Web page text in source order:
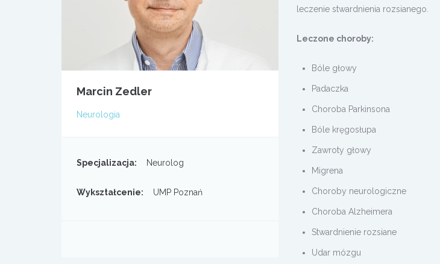
Marcin Zedler
Neurologia
Specjalizacja: Neurolog
Wykształcenie: UMP Poznań
leczenie stwardnienia rozsianego.
Leczone choroby:
Bóle głowy
Padaczka
Choroba Parkinsona
Bóle kręgosłupa
Zawroty głowy
Migrena
Choroby neurologiczne
Choroba Alzheimera
Stwardnienie rozsiane
Udar mózgu